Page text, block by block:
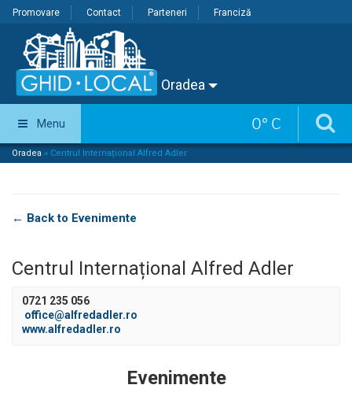
Promovare Contact Parteneri Franciză
Oradea
0° C
Menu
Oradea » Centrul Internațional Alfred Adler
← Back to Evenimente
Centrul Internațional Alfred Adler
0721 235 056
office@alfredadler.ro
www.alfredadler.ro
Evenimente